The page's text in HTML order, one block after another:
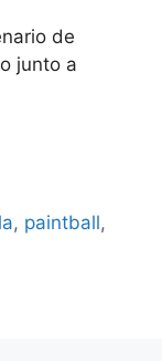
de
junto a
, paintball,